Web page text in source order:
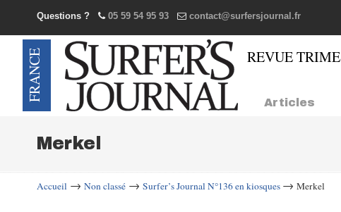
Questions ? 05 59 54 95 93 contact@surfersjournal.fr
Articles
Navigation
Merkel
Accueil → Non classé → Surfer’s Journal N°136 en kiosques → Merkel